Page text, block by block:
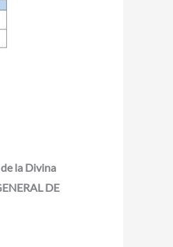
la Divina
DE